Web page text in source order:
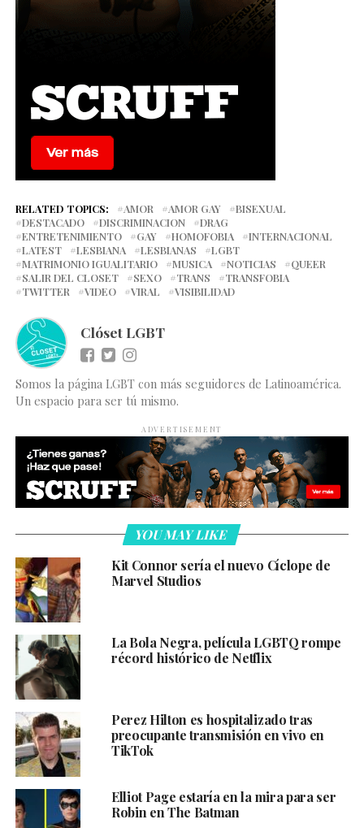
RELATED TOPICS: AMOR AMOR GAY
BISEXUAL
DESTACADO
DISCRIMINACION
DRAG
ENTRETENIMIENTO
GAY HOMOFOBIA
INTERNACIONAL
LATEST
LESBIANA LESBIANAS
LGBT
MATRIMONIO IGUALITARIO
MUSICA NOTICIAS
QUEER
SALIR DEL CLOSET
SEXO TRANS
TRANSFOBIA
TWITTER
VIDEO VIRAL VISIBILIDAD
Clóset LGBT
Somos la página LGBT con más seguidores de Latinoamérica.
Un espacio para ser tú mismo.
ADVERTISEMENT
YOU MAY LIKE
Kit Connor sería el nuevo Cíclope de
Marvel Studios
La Bola Negra, película LGBTQ rompe
récord histórico de Netflix
Perez Hilton es hospitalizado tras
preocupante transmisión en vivo en
TikTok
Elliot Page estaría en la mira para ser
Robin en The Batman